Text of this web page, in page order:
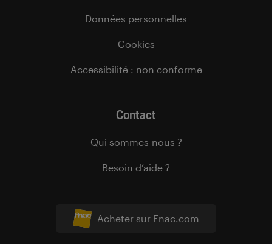
Acheter sur Fnac.com
Données personnelles
Cookies
Accessibilité : non conforme
Contact
Qui sommes-nous ?
Besoin d’aide ?